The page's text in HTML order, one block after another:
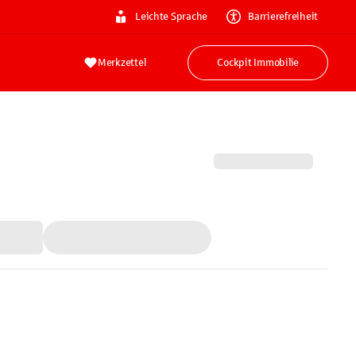
Leichte Sprache Barrierefreiheit
Merkzettel Cockpit Immobilie